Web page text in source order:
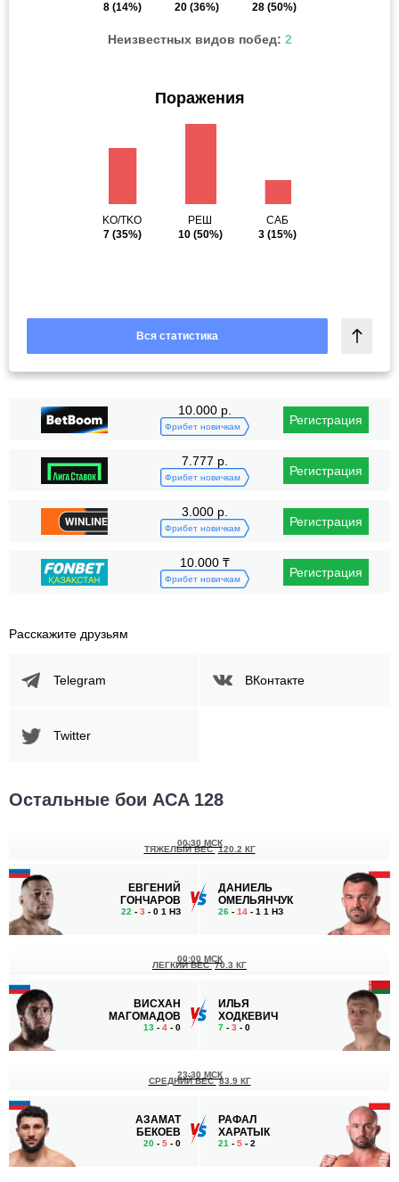
8(14%)
20 (36%)
28 (50%)
Неизвестных видов побед: 2
Поражения
KO/TKO
7(35%)
РЕШ
10(50%)
САБ
3 (15%)
Вся статистика
10.000 р.
Фрибет новичкам Регистрация
7.777 р.
Фрибет новичкам Регистрация
3.000 р.
Фрибет новичкам Регистрация
10.000 ₸
Фрибет новичкам Регистрация
Расскажите друзьям
Telegram ВКонтакте
Twitter
Остальные бои ACA 128
ЕВГЕНИЙ
ГОНЧАРОВ
22 - 3 - 0 1 НЗ
00:30 МСК
ТЯЖЕЛЫЙ ВЕС 120.2 КГ
ДАНИЕЛЬ
ОМЕЛЬЯНЧУК
26 - 14 - 1 1 НЗ
ВИСХАН
МАГОМАДОВ
13 - 4 - 0
00:00 МСК
ЛЕГКИЙ ВЕС 70.3 КГ
ИЛЬЯ
ХОДКЕВИЧ
7 - 3 - 0
АЗАМАТ
БЕКОЕВ
20 - 5 - 0
23:30 МСК
СРЕДНИЙ ВЕС 83.9 КГ
РАФАЛ
ХАРАТЫК
21 - 5 - 2